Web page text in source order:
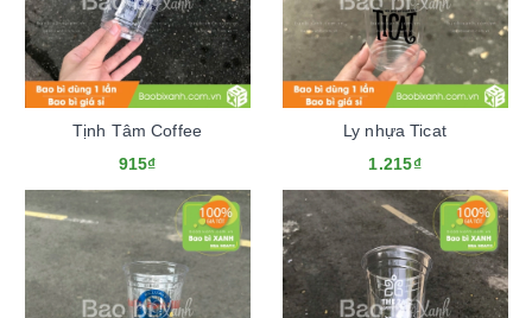
Tịnh Tâm Coffee
915₫
Ly nhựa Ticat
1.215₫